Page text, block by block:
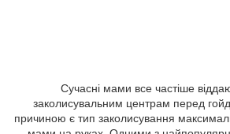
Сучасні мами все частіше
заколисувальним центрам перед
причиною є тип заколисування